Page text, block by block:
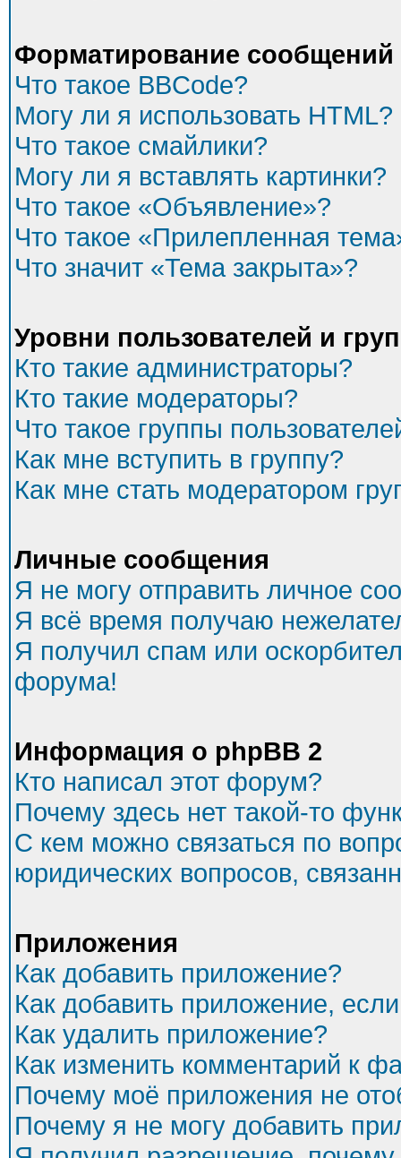
Форматирование
Что такое BBCode?
Могу ли я использовать HTML?
Что такое смайлики?
Могу ли я вставлять картинки?
Что такое «Объявление»?
Что такое «Прилепленная
Что значит «Тема закрыта»?
Уровни пользователей и
Кто такие администраторы?
Кто такие модераторы?
Что такое группы
Как мне вступить в группу?
Как мне стать модератором
Личные сообщения
Я не могу отправить личное
Я всё время получаю
Я получил спам или
форума!
Информация о phpBB 2
Кто написал этот форум?
Почему здесь нет такой-то
С кем можно связаться по
юридических вопросов,
Приложения
Как добавить приложение?
Как добавить приложение,
Как удалить приложение?
Как изменить комментарий к
Почему моё приложения не
Почему я не могу добавить